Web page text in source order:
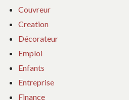
Couvreur
Creation
Décorateur
Emploi
Enfants
Entreprise
Finance